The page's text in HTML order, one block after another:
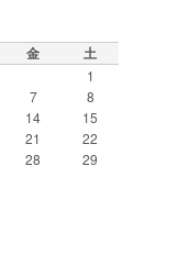
金 土
1
7
8
14
15
21
22
28
29